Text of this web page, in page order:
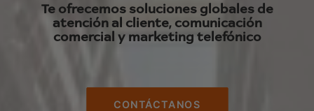
Te ofrecemos soluciones globales de
atención al cliente, comunicación
comercial y marketing telefónico
CONTÁCTANOS